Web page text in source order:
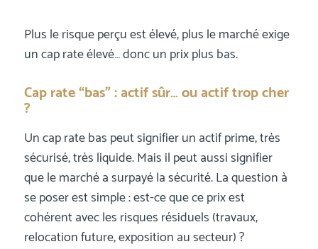
Plus le risque perçu est élevé, plus le marché exige
un cap rate élevé… donc un prix plus bas.
Cap rate “bas” : actif sûr… ou actif trop cher
?
Un cap rate bas peut signifier un actif prime, très
sécurisé, très liquide. Mais il peut aussi signifier
que le marché a surpayé la sécurité. La question à
se poser est simple : est-ce que ce prix est
cohérent avec les risques résiduels (travaux,
relocation future, exposition au secteur) ?